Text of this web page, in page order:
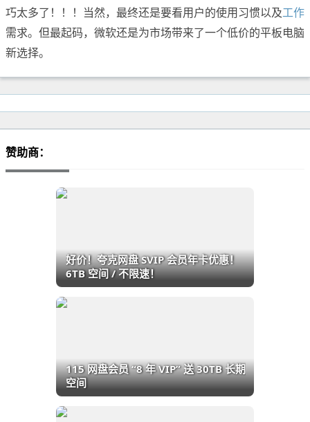
巧太多了！！！当然，最终还是要看用户的使用习惯以及工作
需求。但最起码，微软还是为市场带来了一个低价的平板电脑
新选择。
赞助商：
好价！夸克网盘 SVIP 会员年卡优惠！
6TB 空间 / 不限速！
115 网盘会员 “8 年 VIP” 送 30TB 长期
空间